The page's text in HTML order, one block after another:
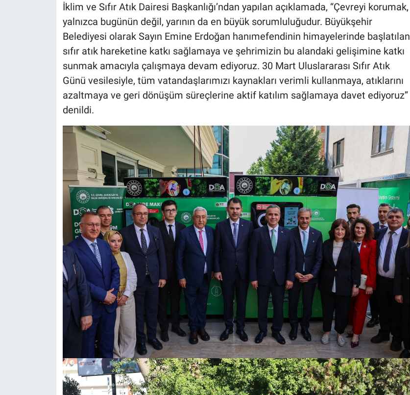
İklim ve Sıfır Atık Dairesi Başkanlığı’ndan yapılan açıklamada, “Çevreyi korumak,
yalnızca bugünün değil, yarının da en büyük sorumluluğudur. Büyükşehir
Belediyesi olarak Sayın Emine Erdoğan hanımefendinin himayelerinde başlatılan
sıfır atık hareketine katkı sağlamaya ve şehrimizin bu alandaki gelişimine katkı
sunmak amacıyla çalışmaya devam ediyoruz. 30 Mart Uluslararası Sıfır Atık
Günü vesilesiyle, tüm vatandaşlarımızı kaynakları verimli kullanmaya, atıklarını
azaltmaya ve geri dönüşüm süreçlerine aktif katılım sağlamaya davet ediyoruz”
denildi.